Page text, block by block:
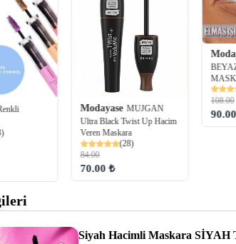
Modayase MUJGAN
Ultra Black Twist Up Hacim
Veren Maskara
(28)
84.00
70.00 ₺
108.00
Siyah Hacimli Maskara